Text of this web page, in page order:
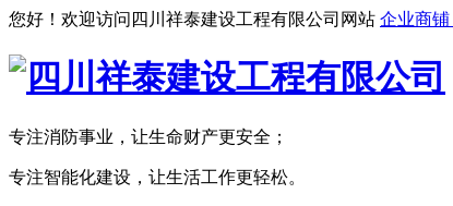
您好！欢迎访问四川祥泰建设工程有限公司网站 企业商铺
专注消防事业，让生命财产更安全；
专注智能化建设，让生活工作更轻松。